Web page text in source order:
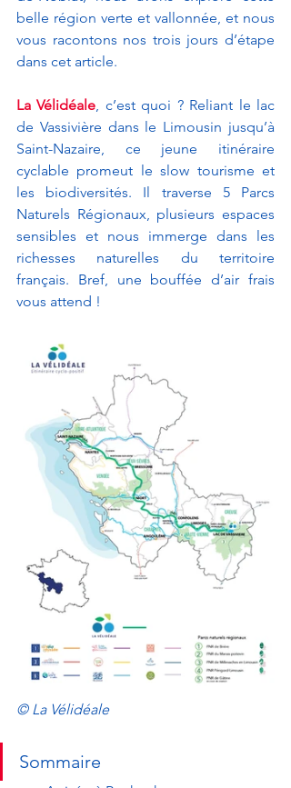
belle région verte et vallonnée, et nous
vous racontons nos trois jours d’étape
dans cet article.
La Vélidéale, c’est quoi ? Reliant le lac
de Vassivière dans le Limousin jusqu’à
Saint-Nazaire, ce jeune itinéraire
cyclable promeut le slow tourisme et
les biodiversités. Il traverse 5 Parcs
Naturels Régionaux, plusieurs espaces
sensibles et nous immerge dans les
richesses naturelles du territoire
français. Bref, une bouffée d’air frais
vous attend !
© La Vélidéale
Sommaire